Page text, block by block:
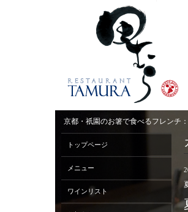
京都・祇園のお箸で食べるフレンチ
トップページ
メニュー
ワインリスト